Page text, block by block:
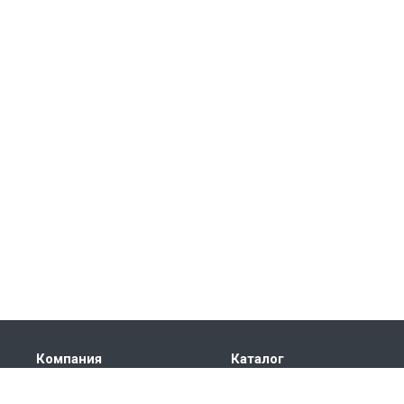
Компания Каталог